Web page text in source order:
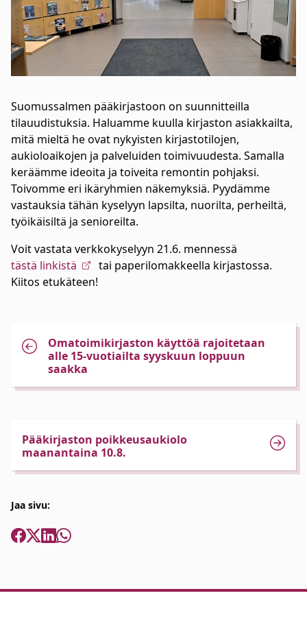
Suomussalmen pääkirjastoon on suunnitteilla
tilauudistuksia. Haluamme kuulla kirjaston asiakkailta,
mitä mieltä he ovat nykyisten kirjastotilojen,
aukioloaikojen ja palveluiden toimivuudesta. Samalla
keräämme ideoita ja toiveita remontin pohjaksi.
Toivomme eri ikäryhmien näkemyksiä. Pyydämme
vastauksia tähän kyselyyn lapsilta, nuorilta, perheiltä,
työikäisiltä ja senioreilta.
Voit vastata verkkokyselyyn 21.6. mennessä
tästä linkistä
tai paperilomakkeella kirjastossa.
Kiitos etukäteen!
Omatoimikirjaston käyttöä rajoitetaan
alle 15-vuotiailta syyskuun loppuun
saakka
Pääkirjaston poikkeusaukiolo
maanantaina 10.8.
Jaa sivu: